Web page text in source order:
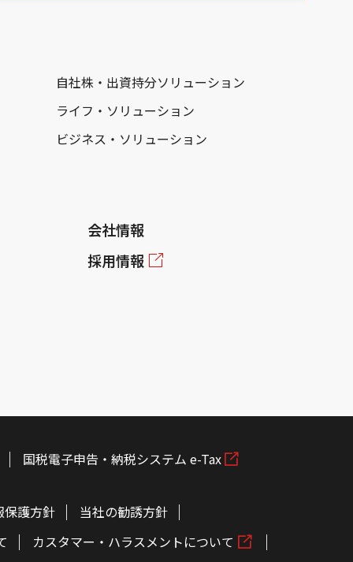
自社株・出資持分ソリューション
ライフ・ソリューション
ビジネス・ソリューション
会社情報
採用情報
国税電子申告・納税システム e-Tax
保護方針
当社の勧誘方針
カスタマー・ハラスメントについて